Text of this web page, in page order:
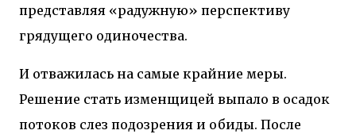
представляя «радужную» перспективу
грядущего одиночества.
И отважилась на самые крайние меры.
Решение стать изменщицей выпало в осадок
потоков слез подозрения и обиды. После